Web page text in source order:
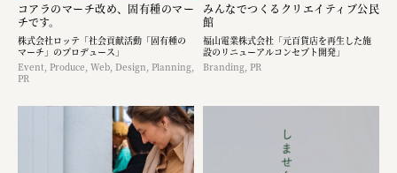
コアラのマーチ改め、固有種のマー
チです。
株式会社ロッテ「社会貢献活動「固有種の
マーチ」のプロデュース」
Event, Produce, Web, Design, Planning,
PR
みんなでつくるクリエイティブ公民
館
福山電業株式会社「元百貨店を再生した施
設のリニューアルコンセプト開発」
Branding, PR